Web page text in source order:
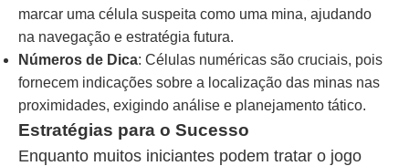
marcar uma célula suspeita como uma mina, ajudando
na navegação e estratégia futura.
Números de Dica: Células numéricas são cruciais, pois
fornecem indicações sobre a localização das minas nas
proximidades, exigindo análise e planejamento tático.
Estratégias para o Sucesso
Enquanto muitos iniciantes podem tratar o jogo